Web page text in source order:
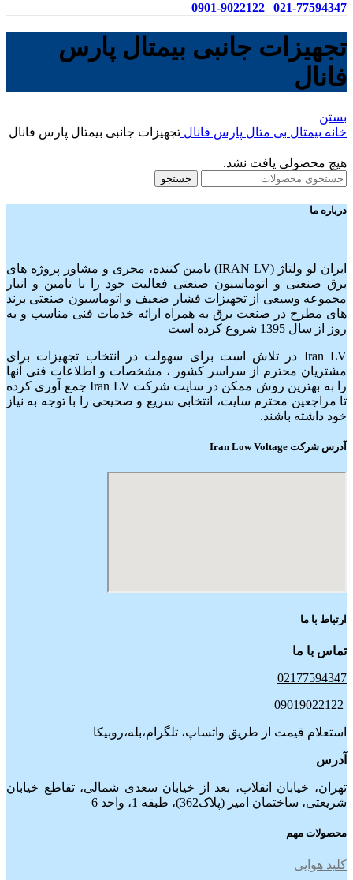
021-77594347
|
0901-9022122
تجهیزات جانبی بیمتال پارس
فانال
بستن
خانه بیمتال بی متال پارس فانال تجهیزات جانبی بیمتال پارس فانال
هیچ محصولی یافت نشد.
جستجو
درباره ما
ایران لو ولتاژ (IRAN LV) تامین کننده، مجری و مشاور پروژه های
برق صنعتی و اتوماسیون صنعتی فعالیت خود را با تامین و انبار
مجموعه وسیعی از تجهیزات فشار ضعیف و اتوماسیون صنعتی برند
های مطرح در صنعت برق به همراه ارائه خدمات فنی مناسب و به
روز از سال 1395 شروع کرده است
Iran LV در تلاش است برای سهولت در انتخاب تجهیزات برای
مشتریان محترم از سراسر کشور ، مشخصات و اطلاعات فنی آنها
را به بهترین روش ممکن در سایت شرکت Iran LV جمع آوری کرده
تا مراجعین محترم سایت، انتخابی سریع و صحیحی را با توجه به نیاز
خود داشته باشند.
آدرس شرکت Iran Low Voltage
ارتباط با ما
تماس با ما
02177594347
09019022122
استعلام قیمت از طریق واتساپ، تلگرام،بله،روبیکا
آدرس
تهران، خیابان انقلاب، بعد از خیابان سعدی شمالی، تقاطع خیابان
شریعتی، ساختمان امیر (پلاک362)، طبقه 1، واحد 6
محصولات مهم
کلید هوایی